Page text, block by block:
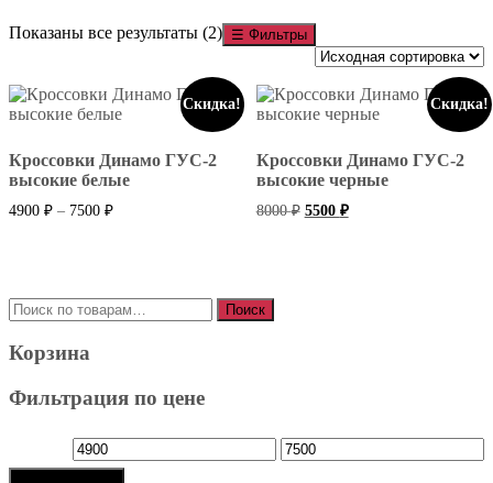
☰ Фильтры
Показаны все результаты (2)
Скидка!
Кроссовки Динамо ГУС-2
высокие белые
4900 ₽ – 7500 ₽Диапазон
Скидка!
Кроссовки Динамо ГУС-2
высокие черные
8000₽ Первоначальная
5500 ₽Текущая
Искать: Поиск
Корзина
Фильтрация по цене
Минимальная Максимальная